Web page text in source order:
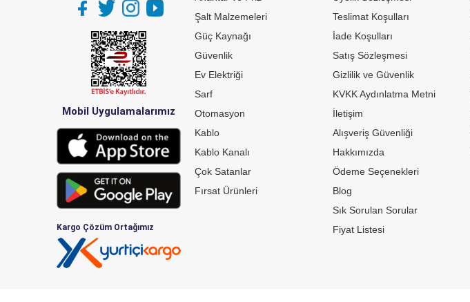
Mobil Uygulamalarımız
Kargo Çözüm Ortağımız
Şalt Malzemeleri
Güç Kaynağı
Güvenlik
Ev Elektriği
Sarf
Otomasyon
Kablo
Kablo Kanalı
Çok Satanlar
Fırsat Ürünleri
Teslimat Koşulları
İade Koşulları
Satış Sözleşmesi
Gizlilik ve Güvenlik
KVKK Aydınlatma Metni
İletişim
Alışveriş Güvenliği
Hakkımızda
Ödeme Seçenekleri
Blog
Sık Sorulan Sorular
Fiyat Listesi